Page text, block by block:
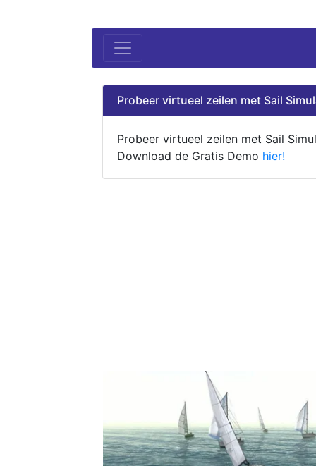
Probeer virtueel zeilen met Sail
Probeer virtueel zeilen met Sail
Download de Gratis Demo hier!